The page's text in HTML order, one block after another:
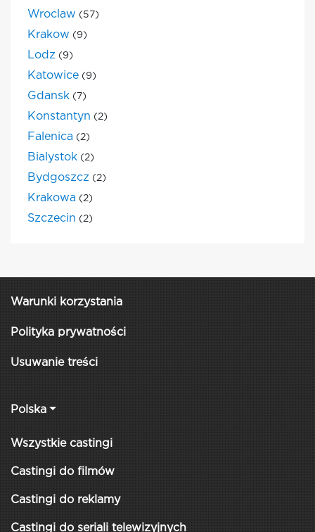
Wroclaw (57)
Krakow (9)
Lodz (9)
Katowice (9)
Gdansk (7)
Konstantyn (2)
Falenica (2)
Bialystok (2)
Bydgoszcz (2)
Krakowa (2)
Szczecin (2)
Warunki korzystania
Polityka prywatności
Usuwanie treści
Polska
Wszystkie castingi
Castingi do filmów
Castingi do reklamy
Castingi do seriali telewizyjnych